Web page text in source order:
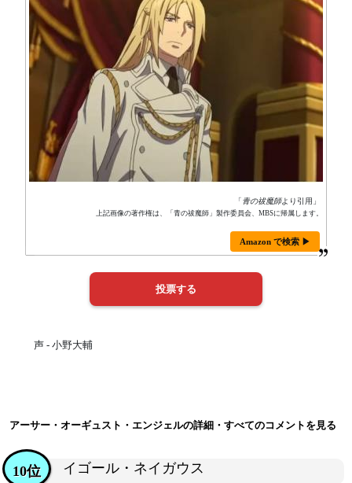
「青の祓魔師より引用」
上記画像の著作権は、「青の祓魔師」製作委員会、MBSに帰属します。
Amazon で検索 ▶
声 - 小野大輔
アーサー・オーギュスト・エンジェルの詳細・すべてのコメントを見る
イゴール・ネイガウス
10位